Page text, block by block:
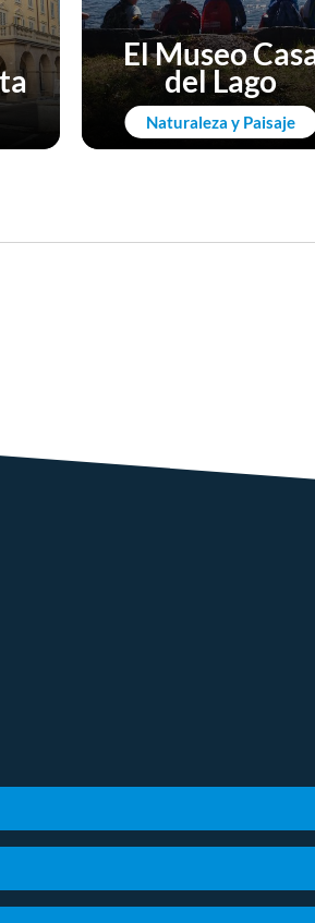
Naturaleza y Paisaje
El Museo
del Lago